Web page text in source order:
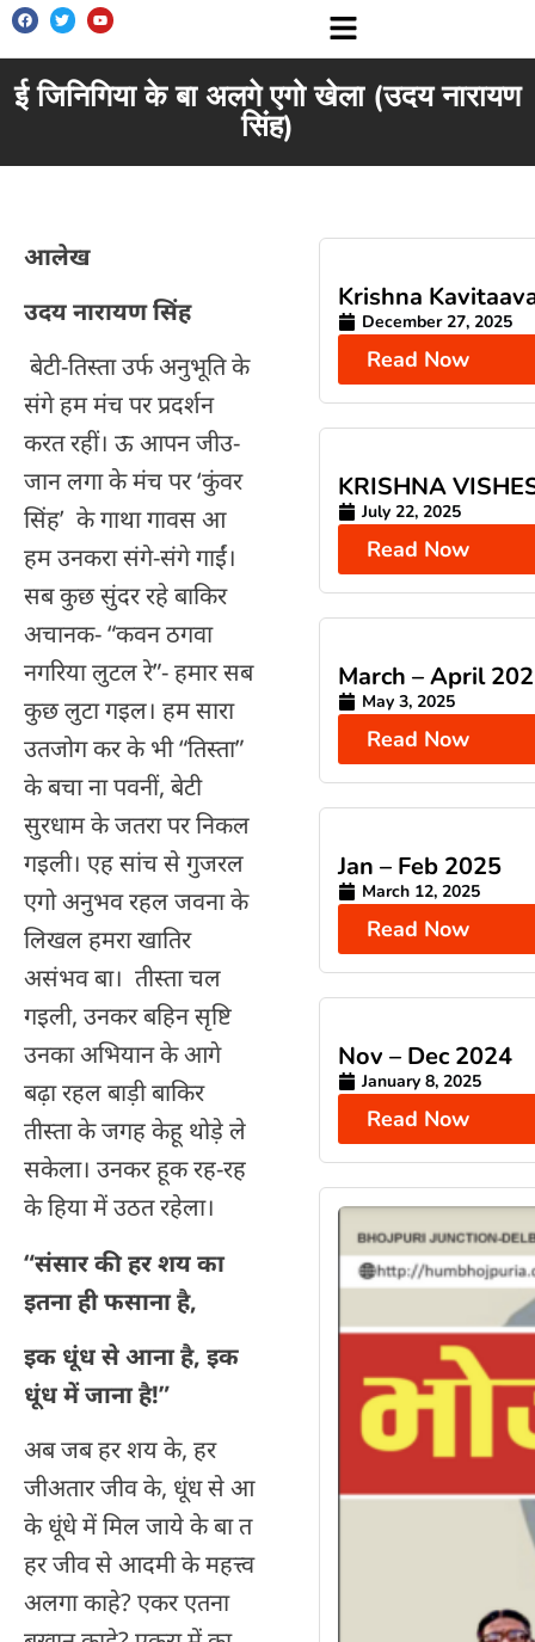
ई जिनिगिया के बा अलगे एगो खेला (उदय नारायण
सिंह)
आलेख
उदय नारायण सिंह
बेटी-तिस्ता उर्फ अनुभूति के
संगे हम मंच पर प्रदर्शन
करत रहीं। ऊ आपन जीउ-
जान लगा के मंच पर ‘कुंवर
सिंह’ के गाथा गावस आ
हम उनकरा संगे-संगे गाईं।
सब कुछ सुंदर रहे बाकिर
अचानक- “कवन ठगवा
नगरिया लुटल रे”- हमार सब
कुछ लुटा गइल। हम सारा
उतजोग कर के भी “तिस्ता”
के बचा ना पवनीं, बेटी
सुरधाम के जतरा पर निकल
गइली। एह सांच से गुजरल
एगो अनुभव रहल जवना के
लिखल हमरा खातिर
असंभव बा। तीस्ता चल
गइली, उनकर बहिन सृष्टि
उनका अभियान के आगे
बढ़ा रहल बाड़ी बाकिर
तीस्ता के जगह केहू थोड़े ले
सकेला। उनकर हूक रह-रह
के हिया में उठत रहेला।
“संसार की हर शय का
इतना ही फसाना है,
इक धूंध से आना है, इक
धूंध में जाना है!”
अब जब हर शय के, हर
जीअतार जीव के, धूंध से आ
के धूंधे में मिल जाये के बा त
हर जीव से आदमी के महत्त्व
अलगा काहे? एकर एतना
Krishna
December 27, 2025
Read Now
KRISHNA
July 22, 2025
Read Now
March – April
May 3, 2025
Read Now
Jan – Feb 2025
March 12, 2025
Read Now
Nov – Dec 2024
January 8, 2025
Read Now